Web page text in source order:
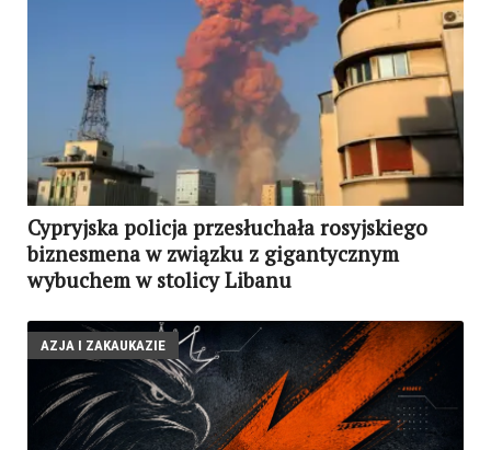
Cypryjska policja przesłuchała rosyjskiego
biznesmena w związku z gigantycznym
wybuchem w stolicy Libanu
AZJA I ZAKAUKAZIE